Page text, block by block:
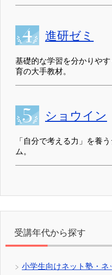
進研ゼミ
基礎的な学習を分かりや
育の大手教材。
ショウイン
「自分で考える力」を養
ム。
受講年代から探す
小学生向けネット塾・ネ